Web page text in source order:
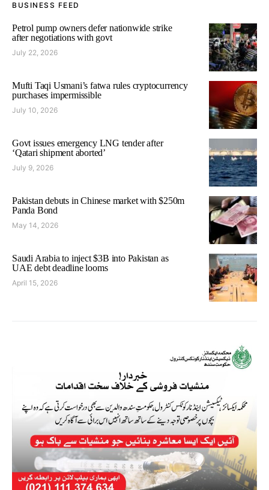
BUSINESS FEED
Petrol pump owners defer nationwide strike
after negotiations with govt
July 22, 2026
Mufti Taqi Usmani’s fatwa rules cryptocurrency
purchases impermissible
July 10, 2026
Govt issues emergency LNG tender after
‘Qatari shipment aborted’
July 9, 2026
Pakistan debuts in Chinese market with $250m
Panda Bond
May 14, 2026
Saudi Arabia to inject $3B into Pakistan as
UAE debt deadline looms
April 15, 2026